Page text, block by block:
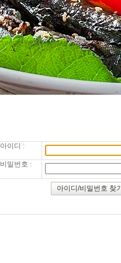
아이디 :
비밀번호 :
아이디/비밀번호 찾기